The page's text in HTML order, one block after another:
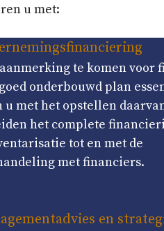
u met:
te komen voor
onderbouwd plan
u met het opstellen
het complete
tot en met de
met financiers.
en